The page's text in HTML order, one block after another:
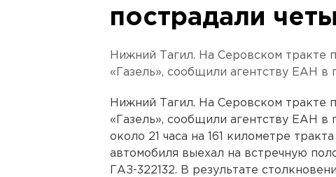
пострадали
Нижний Тагил. На Серовском тракте
«Газель», сообщили агентству ЕАН
Нижний Тагил. На Серовском тракте
«Газель», сообщили агентству ЕАН
около 21 часа на 161 километре
автомобиля выехал на встречную
ГАЗ-322132. В результате